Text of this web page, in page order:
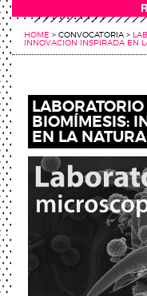
HOME > CONVOCATORIA >
INNOVACION INSPIRADA EN
BIOMÍMESIS:
EN LA